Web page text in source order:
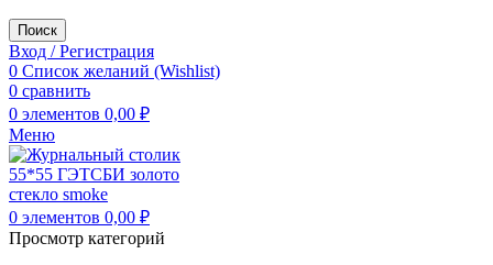
Поиск
Вход / Регистрация
0 Список желаний (Wishlist)
0 сравнить
0 элементов 0,00 ₽
Меню
0 элементов 0,00 ₽
Просмотр категорий